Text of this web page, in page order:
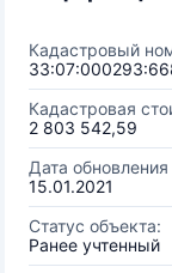
Кадастровый
Кадастровая
2 803 542,59
Дата
15.01.2021
Статус объекта:
Ранее учтенный